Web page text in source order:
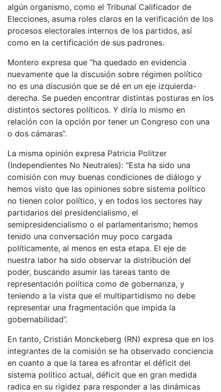
algún organismo, como el Tribunal Calificador de
Elecciones, asuma roles claros en la verificación de los
procesos electorales internos de los partidos, así
como en la certificación de sus padrones.
Montero expresa que “ha quedado en evidencia
nuevamente que la discusión sobre régimen político
no es una discusión que se dé en un eje izquierda-
derecha. Se pueden encontrar distintas posturas en los
distintos sectores políticos. Y diría lo mismo en
relación con la opción por tener un Congreso con una
o dos cámaras”.
La misma opinión expresa Patricia Politzer
(Independientes No Neutrales): “Esta ha sido una
comisión con muy buenas condiciones de diálogo y
hemos visto que las opiniones sobre sistema político
no tienen color político, y en todos los sectores hay
partidarios del presidencialismo, el
semipresidencialismo o el parlamentarismo; hemos
tenido una conversación muy poco cargada
políticamente, al menos en esta etapa. El eje de
nuestra labor ha sido observar la distribución del
poder, buscando asumir las tareas tanto de
representación política como de gobernanza, y
teniendo a la vista que el multipartidismo no debe
representar una fragmentación que impida la
gobernabilidad”.
En tanto, Cristián Monckeberg (RN) expresa que en los
integrantes de la comisión se ha observado conciencia
en cuanto a que la tarea es afrontar el déficit del
sistema político actual, déficit que en gran medida
radica en su rigidez para responder a las dinámicas